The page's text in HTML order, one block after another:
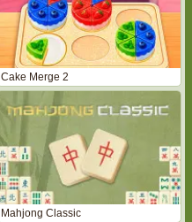
Cake Merge 2
Mahjong Classic